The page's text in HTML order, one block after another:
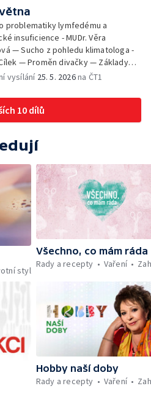
— Colours of Ostrava - Filip
a Jan Vojtko — Tajemství křišťálové
Jan Maxián, Petr Horák a Adélka
Český svaz ochránců přírody - Eva
problematiky lymfedému a
insuficience - MUDr. Věra
— Sucho z pohledu klimatologa -
— Proměn divačky — Základy
dětí na inline bruslích - Petr
- praktické využití - Linda
— Pražské jaro - Klára Boudalová,
vysílání 25. 5. 2026na ČT1
10 dílů
styl
Všechno, co mám ráda
Rady a recepty
Vaření
Hobby naší doby
Rady a recepty
Vaření